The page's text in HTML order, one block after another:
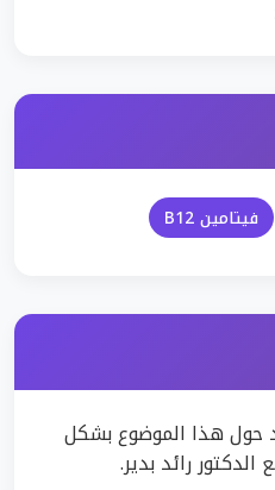
فيتامين B12
حول هذا الموضوع بشكل
رائد بدير.